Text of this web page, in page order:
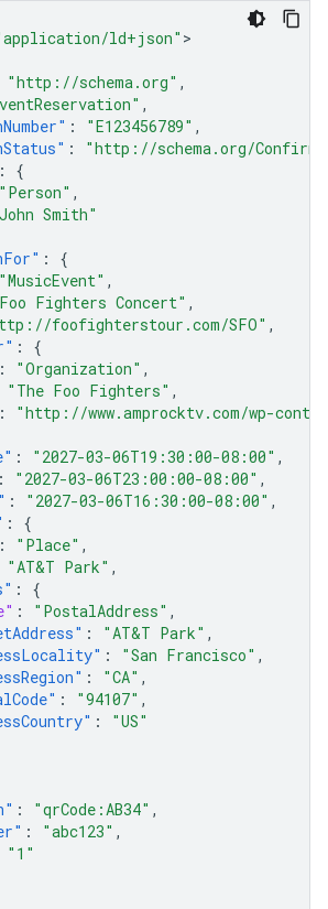
ld+json"
"http://schema.org" ,
,
: "E123456789" ,
:
"http://schema.org/
:
{
"Person" ,
Smith"
:
{
"MusicEvent" ,
Fighters Concert" ,
foofighterstour.com/SFO" ,
:
{
: "Organization" ,
"The Foo Fighters" ,
:
"http://www.amprocktv.com/wp-
: "2027-03-06T19:30:00-08:00" ,
: "2027-03-06T23:00:00-08:00" ,
: "2027-03-06T16:30:00-08:00" ,
:
{
: "Place" ,
"AT&T Park" ,
:
{
: "PostalAddress" ,
: "AT&T Park" ,
: "San Francisco" ,
: "CA" ,
: "94107" ,
:
"US"
: "qrCode:AB34" ,
: "abc123" ,
"1"